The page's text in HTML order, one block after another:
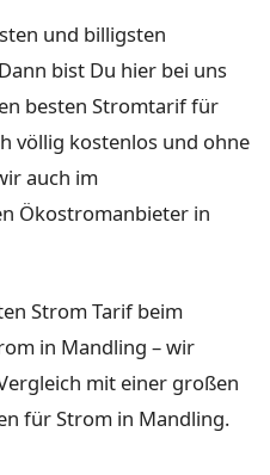
und billigsten
bist Du hier bei uns
besten Stromtarif für
völlig kostenlos und ohne
auch im
Ökostromanbieter in
Strom Tarif beim
in Mandling – wir
mit einer großen
für Strom in Mandling.